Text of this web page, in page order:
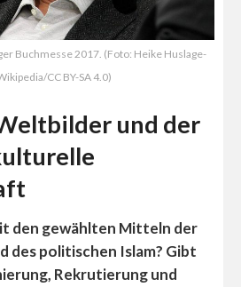
Buchmesse 2017. (Foto: Heike Huslage-
CC BY-SA 4.0)
und der
den gewählten Mitteln der
des politischen Islam? Gibt
Rekrutierung und